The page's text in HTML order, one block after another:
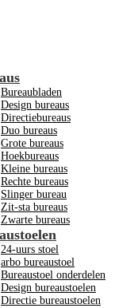
Bureaubladen
Design bureaus
Directiebureaus
Duo bureaus
Grote bureaus
Hoekbureaus
Kleine bureaus
Rechte bureaus
Slinger bureau
Zit-sta bureaus
Zwarte bureaus
24-uurs stoel
arbo bureaustoel
Bureaustoel onderdelen
Design bureaustoelen
Directie bureaustoelen